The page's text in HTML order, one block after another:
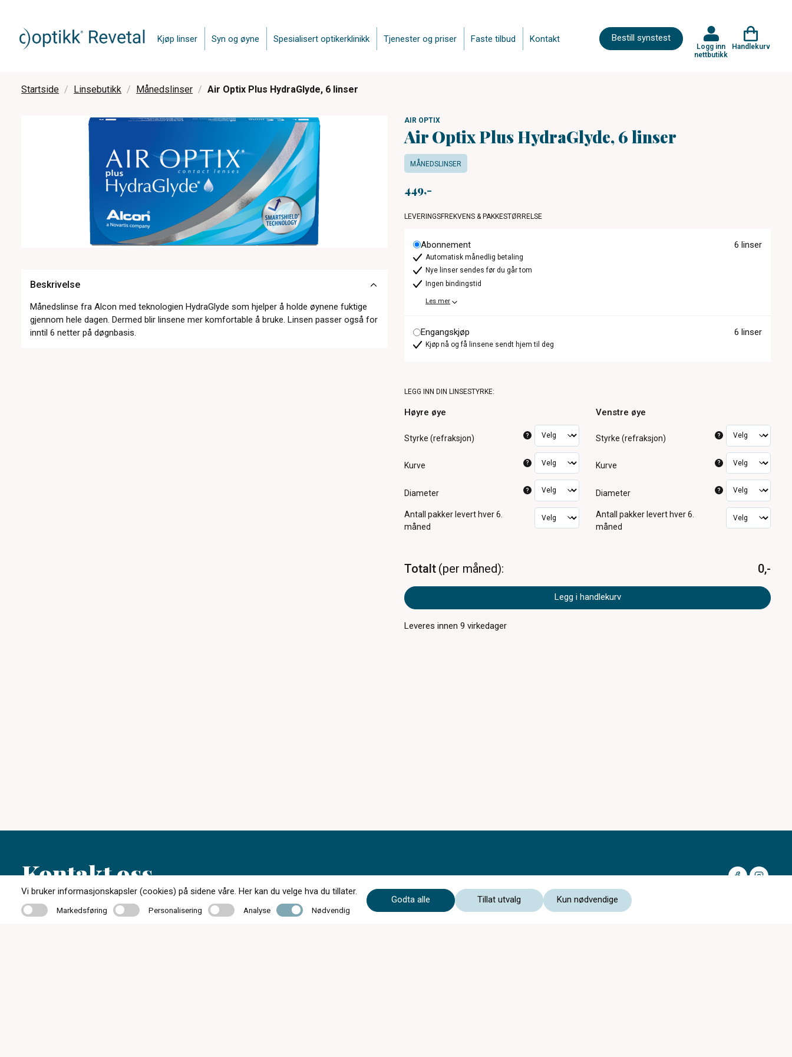
Bestill synstest
Kjøp linser Syn og øyne Spesialisert optikerklinikk Tjenester og priser Faste tilbud Kontakt
Logg inn
nettbutikk
Handlekurv
Startside Linsebutikk Månedslinser Air Optix Plus HydraGlyde, 6 linser
Beskrivelse
Månedslinse fra Alcon med teknologien HydraGlyde som hjelper å holde øynene fuktige
gjennom hele dagen. Dermed blir linsene mer komfortable å bruke. Linsen passer også for
inntil 6 netter på døgnbasis.
AIR OPTIX
Air Optix Plus HydraGlyde, 6 linser
MÅNEDSLINSER
449
LEVERINGSFREKVENS & PAKKESTØRRELSE
Abonnement 6 linser
Automatisk månedlig betaling
Nye linser sendes før du går tom
Ingen bindingstid
Les mer
Engangskjøp 6 linser
Kjøp nå og få linsene sendt hjem til deg
LEGG INN DIN LINSESTYRKE:
Høyre øye
Styrke (refraksjon) ?
Kurve ?
Diameter ?
Antall pakker levert hver 6.
måned
Venstre øye
Styrke (refraksjon) ?
Kurve ?
Diameter ?
Antall pakker levert hver 6.
måned
Totalt per måned 0,-
Legg i handlekurv
Leveres innen9 virkedager
Kontakt oss
33 05 07 00 Synsprøver fra kl.08:00 Mandag-Fredag
Vi bruker informasjonskapsler (cookies) på sidene våre. Her kan du velge hva du tillater.
MarkedsføringMarkedsføring PersonaliseringPersonalisering Analyse Analyse Nødvendig Nødvendig
Godta alle Tillat utvalg Kun nødvendige